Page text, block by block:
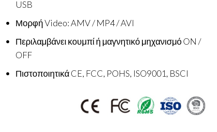
USB
Μορφή Video: AMV / MP4 / AVI
Περιλαμβάνει κουμπί ή μαγνητικό μηχανισμό ON /
OFF
Πιστοποιητικά CE, FCC, POHS, ISO9001, BSCI